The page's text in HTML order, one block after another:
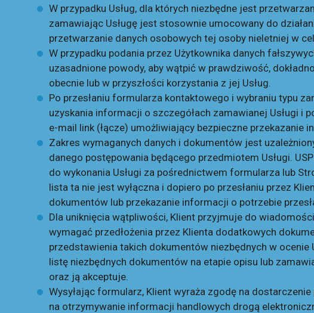
W przypadku Usług, dla których niezbędne jest
zamawiając Usługę jest stosownie umocowany do
przetwarzanie danych osobowych tej osoby nieletniej w
W przypadku podania przez Użytkownika danych
uzasadnione powody, aby wątpić w prawdziwość,
obecnie lub w przyszłości korzystania z jej Usług.
Po przesłaniu formularza kontaktowego i wybraniu typu
uzyskania informacji o szczegółach zamawianej Usługi i
e-mail link (łącze) umożliwiający bezpieczne przekazanie
Zakres wymaganych danych i dokumentów jest
danego postępowania będącego przedmiotem Usługi.
do wykonania Usługi za pośrednictwem formularza lub
lista ta nie jest wyłączna i dopiero po przesłaniu przez
dokumentów lub przekazanie informacji o potrzebie
Dla uniknięcia wątpliwości, Klient przyjmuje do
wymagać przedłożenia przez Klienta dodatkowych
przedstawienia takich dokumentów niezbędnych w ocenie
listę niezbędnych dokumentów na etapie opisu lub
oraz ją akceptuje.
Wysyłając formularz, Klient wyraża zgodę na
na otrzymywanie informacji handlowych drogą